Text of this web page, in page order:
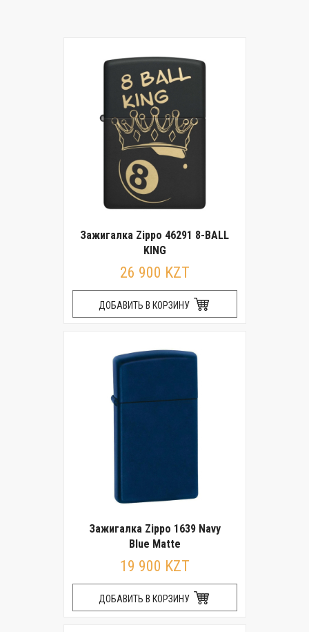
Зажигалка Zippo 46291 8-BALL
KING
26 900 KZT
ДОБАВИТЬ В КОРЗИНУ
Зажигалка Zippo 1639 Navy
Blue Matte
19 900 KZT
ДОБАВИТЬ В КОРЗИНУ